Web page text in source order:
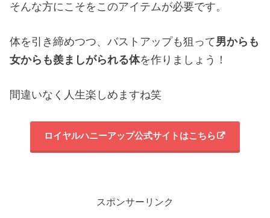
そんな方にこそをこのアイテムが必要です。
体を引き締めつつ、バストアップも狙って男からも
女からも羨ましがられる体を作りましょう！
間違いなく人生楽しめますね笑
ロイヤルハニーアップ公式サイトはこちら
スポンサーリンク